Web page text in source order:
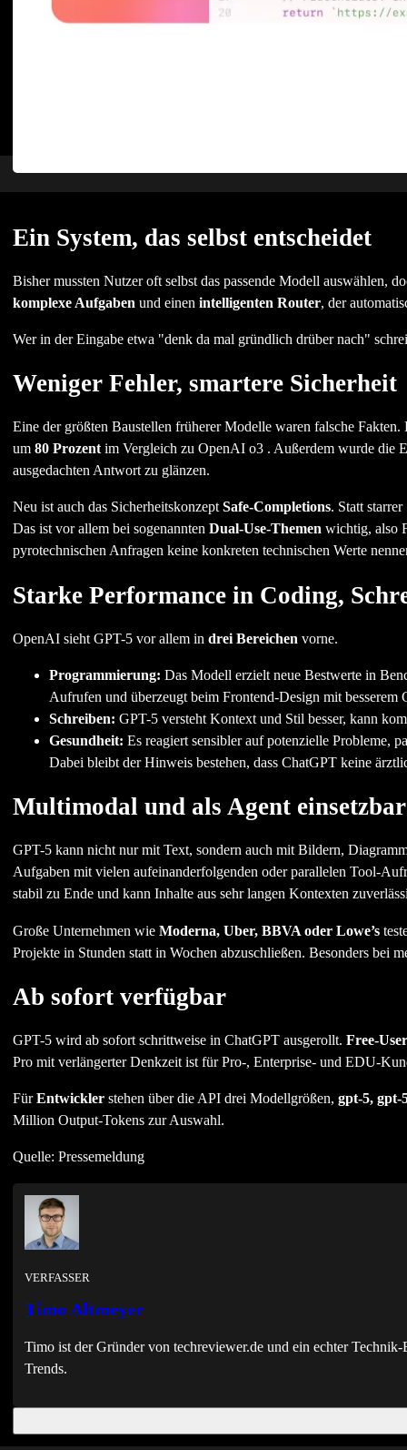
Ein System, das selbst entscheidet
Bisher mussten Nutzer oft selbst das passende Modell auswählen,
komplexe Aufgaben und einen intelligenten Router, der
Wer in der Eingabe etwa "denk da mal gründlich drüber nach"
Weniger Fehler, smartere Sicherheit
Eine der größten Baustellen früherer Modelle waren falsche
um 80 Prozentim Vergleich zu OpenAI o3 . Außerdem wurde die
ausgedachten Antwort zu glänzen.
Neu ist auch das SicherheitskonzeptSafe-Completions. Statt
Das ist vor allem bei sogenannten Dual-Use-Themenwichtig, also
pyrotechnischen Anfragen keine konkreten technischen Werte
Starke Performance in Coding,
OpenAI sieht GPT-5 vor allem in drei Bereichen vorne.
Programmierung: Das Modell erzielt neue Bestwerte in
Aufrufen und überzeugt beim Frontend-Design mit
Schreiben: GPT-5 versteht Kontext und Stil besser, kann
Gesundheit: Es reagiert sensibler auf potenzielle Probleme,
Dabei bleibt der Hinweis bestehen, dass ChatGPT keine
Multimodal und als Agent einsetzbar
GPT-5 kann nicht nur mit Text, sondern auch mit Bildern,
Aufgaben mit vielen aufeinanderfolgenden oder parallelen Tool-
stabil zu Ende und kann Inhalte aus sehr langen Kontexten
Große Unternehmen wie Moderna, Uber, BBVA oder Lowe’s
Projekte in Stunden statt in Wochen abzuschließen. Besonders bei
Ab sofort verfügbar
GPT-5 wird ab sofort schrittweise in ChatGPT ausgerollt. Free-User
Pro mit verlängerter Denkzeit ist für Pro-, Enterprise- und EDU-
FürEntwicklerstehen über die API drei Modellgrößen, gpt-5, gpt-
Million Output-Tokens zur Auswahl.
Quelle: Pressemeldung
VERFASSER
Timo Altmeyer
Timo ist der Gründer von techreviewer.de und ein echter
Trends.